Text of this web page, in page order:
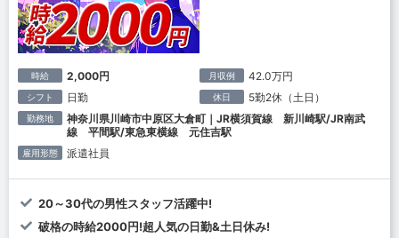
時給 2,000円 月収例 42.0万円
シフト 日勤 休日 5勤2休（土日）
勤務地
神奈川県川崎市中原区大倉町｜JR横須賀線 新川崎駅/JR南武
線 平間駅/東急東横線 元住吉駅
雇用形態 派遣社員
20～30代の男性スタッフ活躍中!
破格の時給2000円!超人気の日勤&土日休み!